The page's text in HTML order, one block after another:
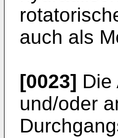
auch als
[0023]
und/oder